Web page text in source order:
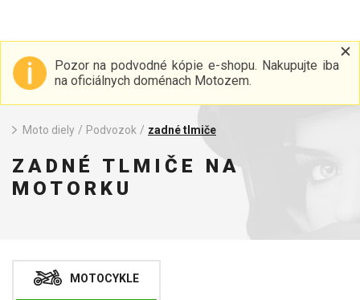
Pozor na podvodné kópie e-shopu. Nakupujte iba
na oficiálnych doménach Motozem.
Moto diely / Podvozok / zadné tlmiče
ZADNÉ TLMIČE NA
MOTORKU
MOTOCYKLE